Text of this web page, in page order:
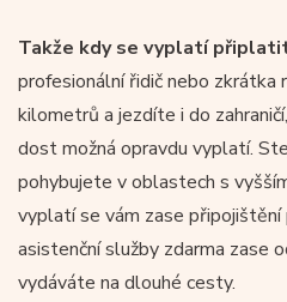
Takže kdy se vyplatí
profesionální řidič nebo zkrátka
kilometrů a jezdíte i do
dost možná opravdu vyplatí.
pohybujete v oblastech s
vyplatí se vám zase
asistenční služby zdarma zase
vydáváte na dlouhé cesty.